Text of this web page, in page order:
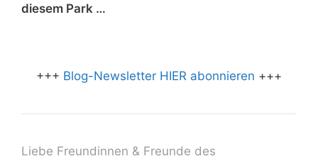
diesem Park …
+++ Blog-Newsletter HIER abonnieren +++
Liebe Freundinnen & Freunde des